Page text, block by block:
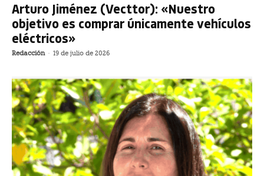
Arturo Jiménez (Vecttor): «Nuestro
objetivo es comprar únicamente vehículos
eléctricos»
Redacción - 19 de julio de 2026